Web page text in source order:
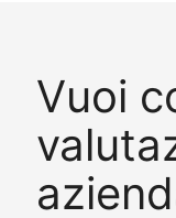
Vuoi